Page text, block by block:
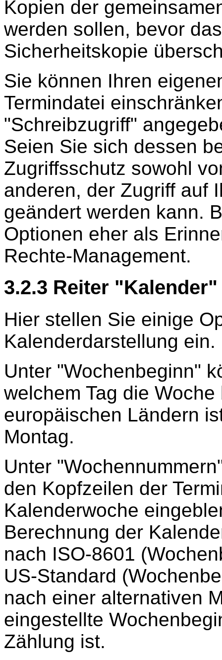
Kopien der
werden sollen, bevor
Sicherheitskopie
Sie können Ihren
Termindatei
"Schreibzugriff"
Seien Sie sich dessen
Zugriffsschutz sowohl
anderen, der Zugriff auf
geändert werden kann.
Optionen eher als
Rechte-Management.
3.2.3 Reiter "Kalender"
Hier stellen Sie einige
Kalenderdarstellung ein.
Unter "Wochenbeginn"
welchem Tag die
europäischen Ländern
Montag.
Unter
den Kopfzeilen der
Kalenderwoche
Berechnung der
nach ISO-8601
US-Standard
nach einer alternativen
eingestellte
Zählung ist.